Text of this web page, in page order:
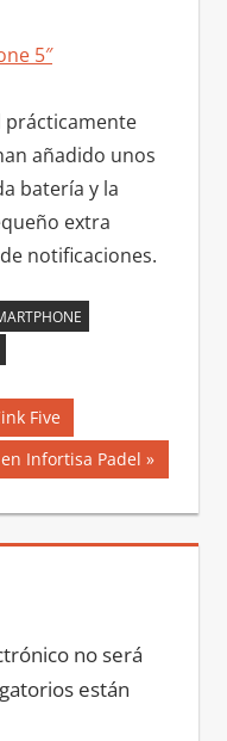
prácticamente
añadido unos
batería y la
extra
notificaciones.
Five
Infortisa Padel
no será
están